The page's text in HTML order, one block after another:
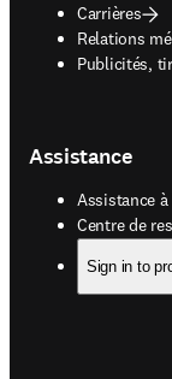
Carrières
Relations
Publicités,
opens in
Assistance
Assistance
Centre de
opens in
Sign in to